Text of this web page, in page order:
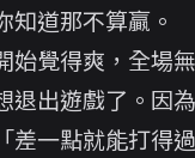
知道那不算贏。
始覺得爽，全場
退出遊戲了。因
差一點就能打得